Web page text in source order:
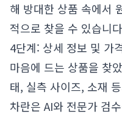
해 방대한 상품 속에서
적으로 찾을 수 있습니
4단계: 상세 정보 및 가
마음에 드는 상품을 찾
태, 실측 사이즈, 소재
차란은 AI와 전문가 검